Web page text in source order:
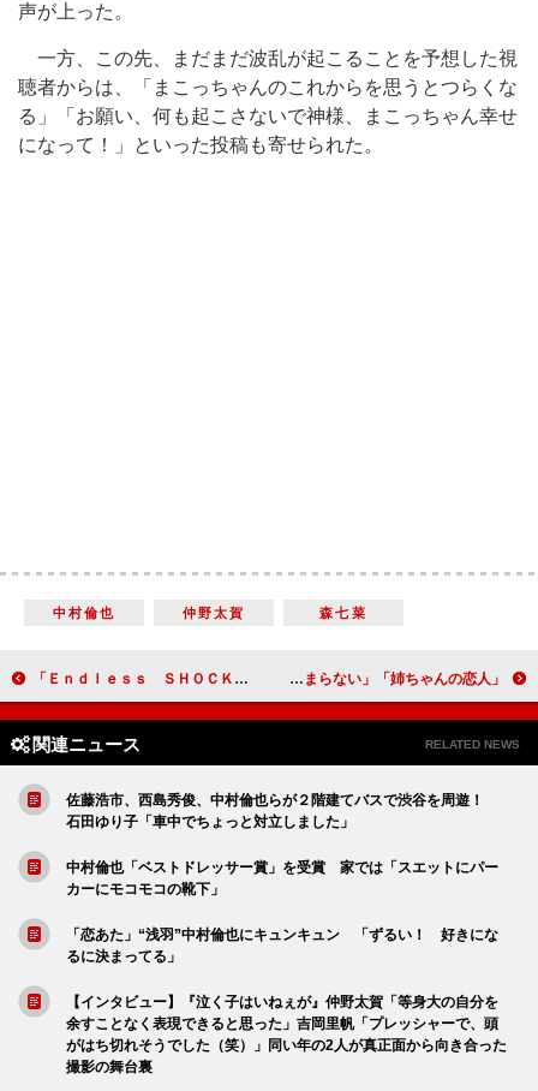
声が上った。
一方、この先、まだまだ波乱が起こることを予想した視
聴者からは、「まこっちゃんのこれからを思うとつらくな
る」「お願い、何も起こさないで神様、まこっちゃん幸せ
になって！」といった投稿も寄せられた。
中村倫也 仲野太賀 森七菜
「Ｅｎｄｌｅｓｓ ＳＨＯＣＫ」舞台と映画を同時上演！ 堂本光一「傷ついた心が潤ってくれれば」 「姉ちゃんの恋人」有村架純と林遣都の観覧車シーンに反響 「林遣都の泣き顔がたまらない」
関連ニュース RELATED NEWS
佐藤浩市、西島秀俊、中村倫也らが２階建てバスで渋谷を周遊！
石田ゆり子「車中でちょっと対立しました」
中村倫也「ベストドレッサー賞」を受賞 家では「スエットにパー
カーにモコモコの靴下」
「恋あた」“浅羽”中村倫也にキュンキュン 「ずるい！ 好きにな
るに決まってる」
【インタビュー】『泣く子はいねぇが』仲野太賀「等身大の自分を
余すことなく表現できると思った」吉岡里帆「プレッシャーで、頭
がはち切れそうでした（笑）」同い年の2人が真正面から向き合った
撮影の舞台裏